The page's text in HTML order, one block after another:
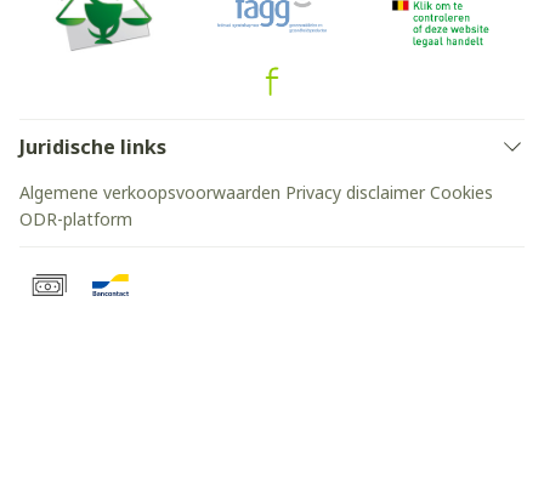
Juridische links
Algemene verkoopsvoorwaarden Privacy disclaimer Cookies
ODR-platform